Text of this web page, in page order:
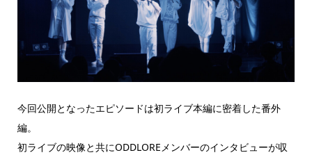
今回公開となったエピソードは初ライブ本編に密着した番外
編。
初ライブの映像と共にODDLOREメンバーのインタビューが収